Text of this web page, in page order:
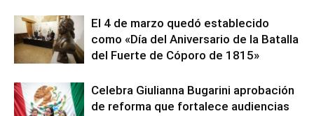
El 4 de marzo quedó establecido
como «Día del Aniversario de la Batalla
del Fuerte de Cóporo de 1815»
Celebra Giulianna Bugarini aprobación
de reforma que fortalece audiencias